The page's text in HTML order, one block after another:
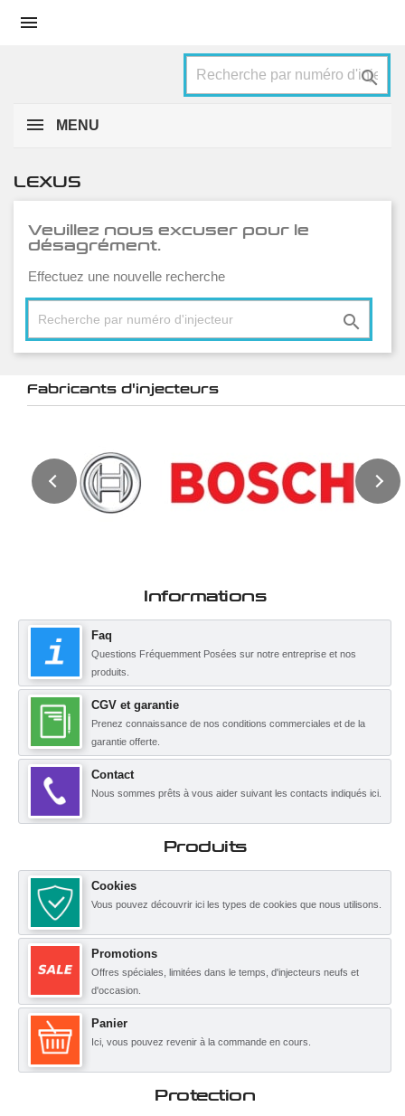


MENU
LEXUS
Veuillez nous excuser pour le
désagrément.
Effectuez une nouvelle recherche

Fabricants d'injecteurs
Informations
Faq
Questions Fréquemment Posées sur notre entreprise et nos
produits.
CGV et garantie
Prenez connaissance de nos conditions commerciales et de la
garantie offerte.
Contact
Nous sommes prêts à vous aider suivant les contacts indiqués ici.
Produits
Cookies
Vous pouvez découvrir ici les types de cookies que nous utilisons.
Promotions
Offres spéciales, limitées dans le temps, d'injecteurs neufs et
d'occasion.
Panier
Ici, vous pouvez revenir à la commande en cours.
Protection